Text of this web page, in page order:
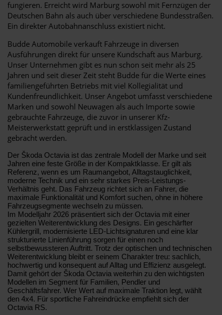
fungieren. Erreicht wird Marburg sowohl mit Fernzügen der
Deutschen Bahn als auch über verschiedene Bundesstraßen.
Ein direkter Autobahnanschluss existiert nicht.
Budde Automobile verkauft Fahrzeuge in diversen
Ausführungen direkt für unsere Kundschaft aus Marburg.
Unser Unternehmen gibt es nun schon seit mehr als 25
Jahren und seit dieser Zeit steht Budde für die Werte eines
familiengeführten Betriebs mit viel Kollegialität und
Kundenfreundlichkeit. Unser Angebot umfasst verschiedene
Marken und sowohl Neuwagen als auch Importe sowie
gebrauchte Fahrzeuge, die zuvor in unserer Kfz-
Meisterwerkstatt geprüft und in erstklassigen Zustand
gebracht werden.
Der Škoda Octavia ist das zentrale Modell der Marke und seit
Jahren eine feste Größe in der Kompaktklasse. Er gilt als
Referenz, wenn es um Raumangebot, Alltagstauglichkeit,
moderne Technik und ein sehr starkes Preis-Leistungs-
Verhältnis geht. Das Fahrzeug richtet sich an Fahrer, die
maximale Funktionalität und Komfort suchen, ohne in höhere
Fahrzeugsegmente wechseln zu müssen.
Im Modelljahr 2026 präsentiert sich der Octavia mit einer
gezielten Weiterentwicklung des Designs. Ein geschärfter
Kühlergrill, modernisierte LED-Lichtsignaturen und eine klar
strukturierte Linienführung sorgen für einen noch
selbstbewussteren Auftritt. Trotz der optischen und technischen
Weiterentwicklung bleibt er seinem Charakter treu: sachlich,
hochwertig und konsequent auf Alltag und Effizienz ausgelegt.
Damit gehört der Škoda Octavia weiterhin zu den wichtigsten
Modellen im Segment für Familien, Pendler und
Geschäftsfahrer. Wer Wert auf maximale Traktion legt, wählt
den 4x4. Für sportliche Fahreindrücke empfiehlt sich der
Octavia RS.